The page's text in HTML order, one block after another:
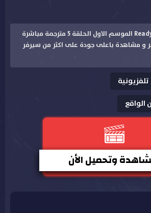
برنامج Ready or Not Texas الموسم الاول الحلقة 5 مترجمة مباشرة
و مشاهدة باعلى جودة على اكثر من سيرفر
تلفزيونية
الواقع
وتحميل الأن